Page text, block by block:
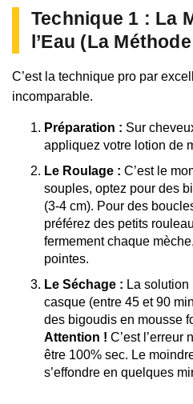
Technique 1 : La
l’Eau (La
C’est la technique pro par
incomparable.
Préparation : Sur
appliquez votre lotion de
Le Roulage : C’est le
souples, optez pour des
(3-4 cm). Pour des
préférez des petits
fermement chaque
pointes.
Le Séchage : La
casque (entre 45 et 90
des bigoudis en mousse
Attention ! C’est l’erreur
être 100% sec. Le
s’effondre en quelques